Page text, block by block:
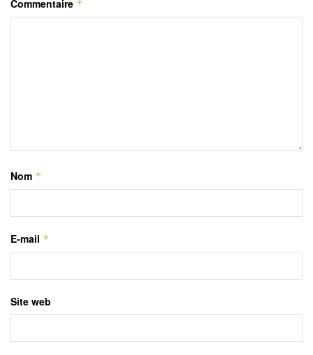
Commentaire *
Nom *
E-mail *
Site web